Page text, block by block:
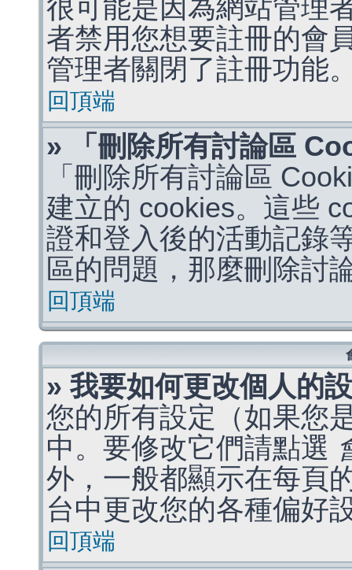
很可能是因為網站管理
者禁用您想要註冊的會
管理者關閉了註冊功能
回頂端
» 「刪除所有討論區
「刪除所有討論區
建立的 cookies。這些
證和登入後的活動記錄
區的問題，那麼刪除討
回頂端
» 我要如何更改個人的
您的所有設定（如果您
中。要修改它們請點選
外，一般都顯示在每頁
台中更改您的各種偏好
回頂端